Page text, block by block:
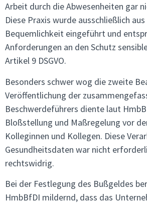
Arbeit durch die Abwesenheiten gar
Diese Praxis wurde ausschließlich
Bequemlichkeit eingeführt und
Anforderungen an den Schutz
Artikel 9 DSGVO.
Besonders schwer wog die zweite
Veröffentlichung der
Beschwerdeführers diente laut
Bloßstellung und Maßregelung vor
Kolleginnen und Kollegen. Diese
Gesundheitsdaten war nicht
rechtswidrig.
Bei der Festlegung des Bußgeldes
HmbBfDI mildernd, dass das